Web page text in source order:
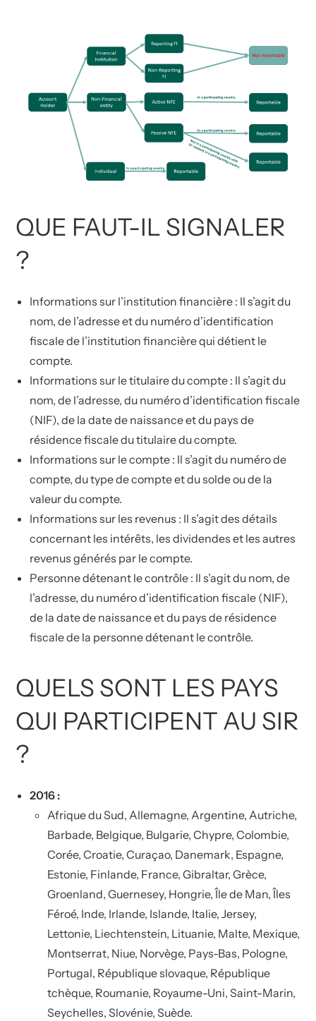
QUE FAUT-IL SIGNALER
?
Informations sur l’institution financière : Il s’agit du
nom, de l’adresse et du numéro d’identification
fiscale de l’institution financière qui détient le
compte.
Informations sur le titulaire du compte : Il s’agit du
nom, de l’adresse, du numéro d’identification fiscale
(NIF), de la date de naissance et du pays de
résidence fiscale du titulaire du compte.
Informations sur le compte : Il s’agit du numéro de
compte, du type de compte et du solde ou de la
valeur du compte.
Informations sur les revenus : Il s’agit des détails
concernant les intérêts, les dividendes et les autres
revenus générés par le compte.
Personne détenant le contrôle : Il s’agit du nom, de
l’adresse, du numéro d’identification fiscale (NIF),
de la date de naissance et du pays de résidence
fiscale de la personne détenant le contrôle.
QUELS SONT LES PAYS
QUI PARTICIPENT AU SIR
?
2016 :
Afrique du Sud, Allemagne, Argentine, Autriche,
Barbade, Belgique, Bulgarie, Chypre, Colombie,
Corée, Croatie, Curaçao, Danemark, Espagne,
Estonie, Finlande, France, Gibraltar, Grèce,
Groenland, Guernesey, Hongrie, Île de Man, Îles
Féroé, Inde, Irlande, Islande, Italie, Jersey,
Lettonie, Liechtenstein, Lituanie, Malte, Mexique,
Montserrat, Niue, Norvège, Pays-Bas, Pologne,
Portugal, République slovaque, République
tchèque, Roumanie, Royaume-Uni, Saint-Marin,
Seychelles, Slovénie, Suède.